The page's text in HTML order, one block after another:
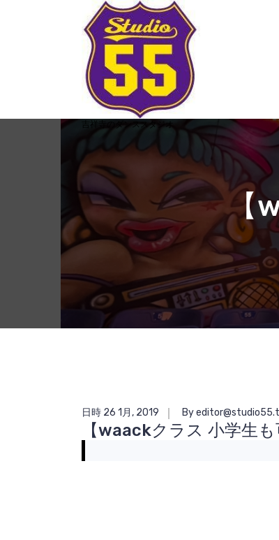
吉祥寺のダンススタジオ
【
日時 26 1月, 2019 By
【waackクラス 小学生も